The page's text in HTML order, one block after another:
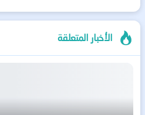
الأخبار المتعلقة